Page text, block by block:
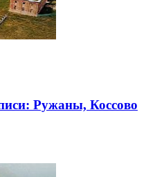
Ружаны, Коссово